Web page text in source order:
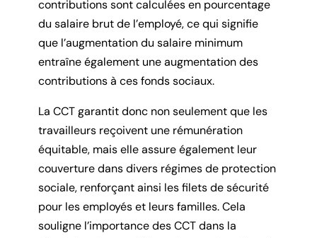
contributions sont calculées en pourcentage
du salaire brut de l’employé, ce qui signifie
que l’augmentation du salaire minimum
entraîne également une augmentation des
contributions à ces fonds sociaux.
La CCT garantit donc non seulement que les
travailleurs reçoivent une rémunération
équitable, mais elle assure également leur
couverture dans divers régimes de protection
sociale, renforçant ainsi les filets de sécurité
pour les employés et leurs familles. Cela
souligne l’importance des CCT dans la